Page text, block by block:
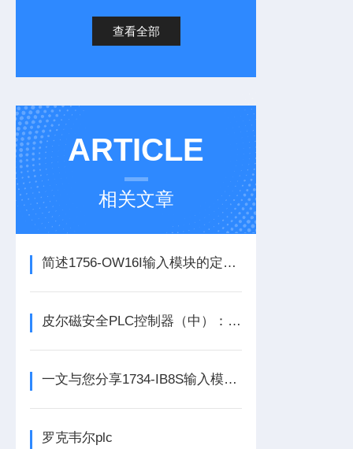
查看全部
ARTICLE
相关文章
简述1756-OW16I输入模块的定期维护保养建议
皮尔磁安全PLC控制器（中）：功能与应用
一文与您分享1734-IB8S输入模块的常见故障相应解决方法
罗克韦尔plc